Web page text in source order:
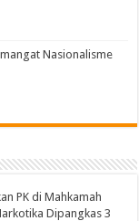
Nasionalisme
PK di Mahkamah
Dipangkas 3